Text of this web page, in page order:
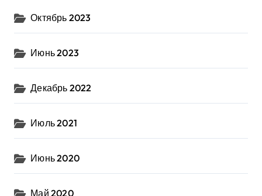
Октябрь 2023
Июнь 2023
Декабрь 2022
Июль 2021
Июнь 2020
Май 2020